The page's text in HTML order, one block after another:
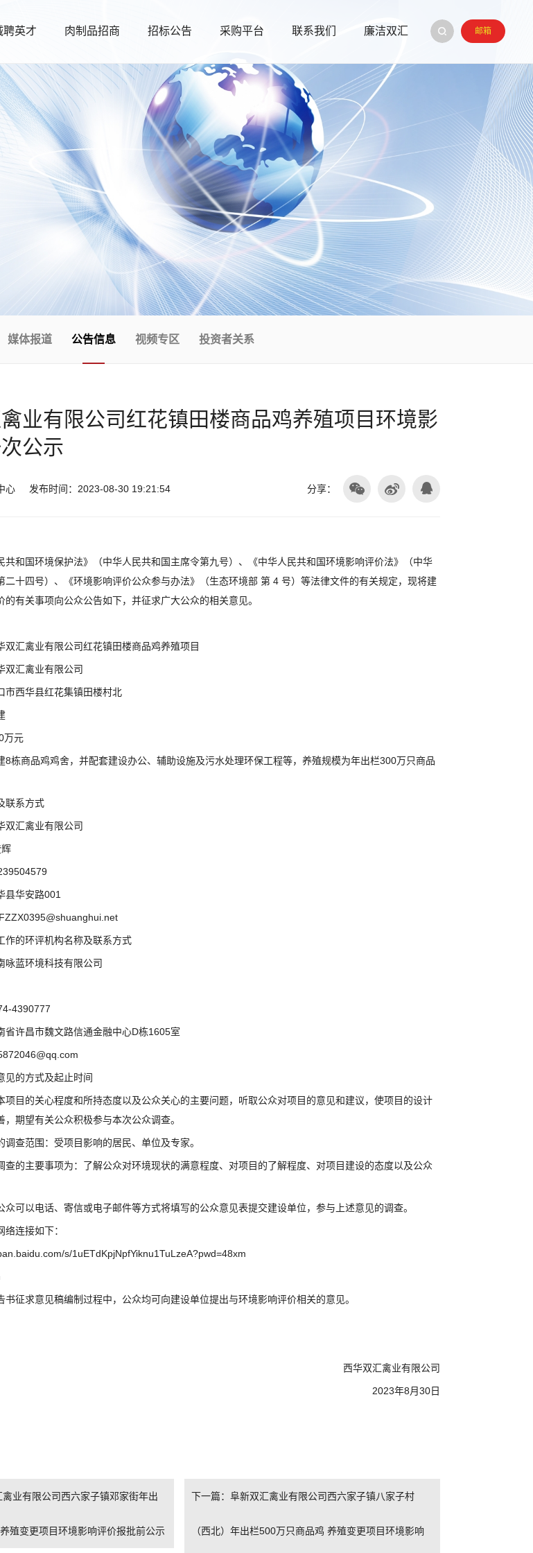
聘英才 肉制品招商 招标公告 采购平台 联系我们 廉洁双汇 邮箱
媒体报道 公告信息 视频专区 投资者关系
业有限公司红花镇田楼商品鸡养殖项目环境影
公示
心 发布时间：2023-08-30 19:21:54 分享：
共和国环境保护法》（中华人民共和国主席令第九号）、《中华人民共和国环境影响评价法》（中华
二十四号）、《环境影响评价公众参与办法》（生态环境部 第 4 号）等法律文件的有关规定，现将建
的有关事项向公众公告如下，并征求广大公众的相关意见。
双汇禽业有限公司红花镇田楼商品鸡养殖项目
双汇禽业有限公司
市西华县红花集镇田楼村北
万元
8栋商品鸡鸡舍，并配套建设办公、辅助设施及污水处理环保工程等，养殖规模为年出栏300万只商品
联系方式
双汇禽业有限公司
县华安路001
作的环评机构名称及联系方式
咏蓝环境科技有限公司
4390777
省许昌市魏文路信通金融中心D栋1605室
见的方式及起止时间
项目的关心程度和所持态度以及公众关心的主要问题，听取公众对项目的意见和建议，使项目的设计
，期望有关公众积极参与本次公众调查。
调查范围：受项目影响的居民、单位及专家。
查的主要事项为：了解公众对环境现状的满意程度、对项目的了解程度、对项目建设的态度以及公众
众可以电话、寄信或电子邮件等方式将填写的公众意见表提交建设单位，参与上述意见的调查。
连接如下：
s/1uETdKpjNpfYiknu1TuLzeA?pwd=48xm
书征求意见稿编制过程中，公众均可向建设单位提出与环境影响评价相关的意见。
西华双汇禽业有限公司
2023年8月30日
禽业有限公司西六家子镇邓家街年出
殖变更项目环境影响评价报批前公示
下一篇：阜新双汇禽业有限公司西六家子镇八家子村
（西北）年出栏500万只商品鸡 养殖变更项目环境影响